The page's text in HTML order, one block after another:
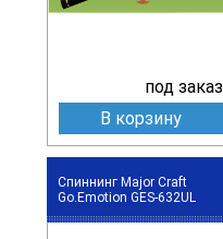
под заказ
В корзину
Спиннинг Major Craft
Go.Emotion GES-632UL